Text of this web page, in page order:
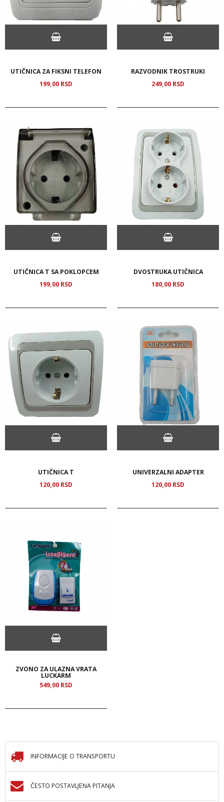
UTIČNICA ZA FIKSNI TELEFON
199,00 RSD
RAZVODNIK TROSTRUKI
249,00 RSD
UTIČNICA T SA POKLOPCEM
199,00 RSD
DVOSTRUKA UTIČNICA
180,00 RSD
UTIČNICA T
120,00 RSD
UNIVERZALNI ADAPTER
120,00 RSD
ZVONO ZA ULAZNA VRATA
LUCKARM
549,00 RSD
INFORMACIJE O TRANSPORTU
ČESTO POSTAVLJENA PITANJA